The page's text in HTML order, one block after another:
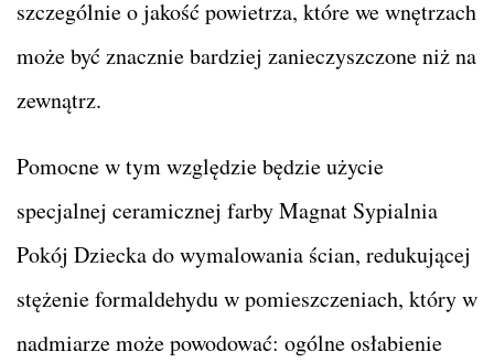
szczególnie o jakość powietrza, które we wnętrzach
może być znacznie bardziej zanieczyszczone niż na
zewnątrz.
Pomocne w tym względzie będzie użycie
specjalnej ceramicznej farby Magnat Sypialnia
Pokój Dziecka do wymalowania ścian, redukującej
stężenie formaldehydu w pomieszczeniach, który w
nadmiarze może powodować: ogólne osłabienie